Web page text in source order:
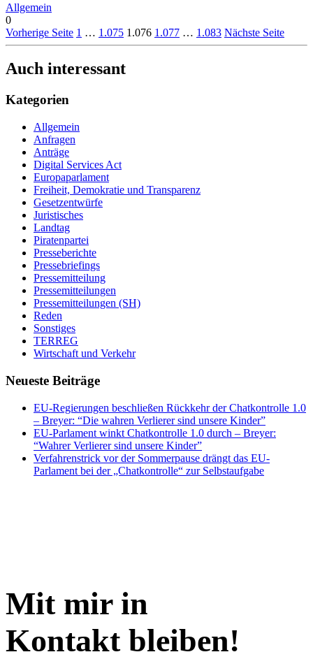
Allgemein
0
Vorherige Seite 1 … 1.075 1.076 1.077 … 1.083 Nächste Seite
Auch interessant
Kategorien
Allgemein
Anfragen
Anträge
Digital Services Act
Europaparlament
Freiheit, Demokratie und Transparenz
Gesetzentwürfe
Juristisches
Landtag
Piratenpartei
Presseberichte
Pressebriefings
Pressemitteilung
Pressemitteilungen
Pressemitteilungen (SH)
Reden
Sonstiges
TERREG
Wirtschaft und Verkehr
Neueste Beiträge
EU-Regierungen beschließen Rückkehr der Chatkontrolle 1.0
– Breyer: “Die wahren Verlierer sind unsere Kinder”
EU-Parlament winkt Chatkontrolle 1.0 durch – Breyer:
“Wahrer Verlierer sind unsere Kinder”
Verfahrenstrick vor der Sommerpause drängt das EU-
Parlament bei der „Chatkontrolle“ zur Selbstaufgabe
Mit mir in
Kontakt bleiben!